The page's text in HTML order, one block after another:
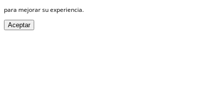
para mejorar su experiencia.
Aceptar